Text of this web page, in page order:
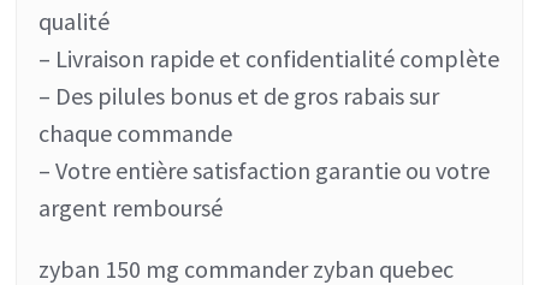
qualité
– Livraison rapide et confidentialité complète
– Des pilules bonus et de gros rabais sur
chaque commande
– Votre entière satisfaction garantie ou votre
argent remboursé
zyban 150 mg commander zyban quebec